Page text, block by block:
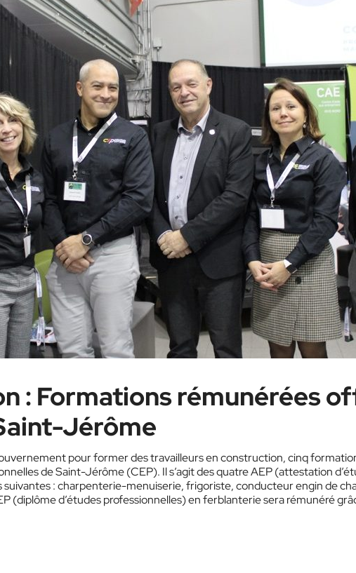
: Formations rémunérées
Jérôme
pour former des travailleurs en construction, cinq
de Saint-Jérôme (CEP). Il s’agit des quatre AEP (attestation
suivantes : charpenterie-menuiserie, frigoriste, conducteur engin de
(diplôme d’études professionnelles) en ferblanterie sera rémunéré